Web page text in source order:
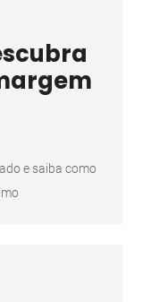
e saiba como